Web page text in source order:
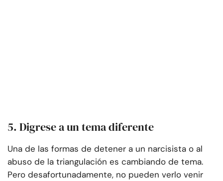
5. Digrese a un tema diferente
Una de las formas de detener a un narcisista o al
abuso de la triangulación es cambiando de tema.
Pero desafortunadamente, no pueden verlo venir